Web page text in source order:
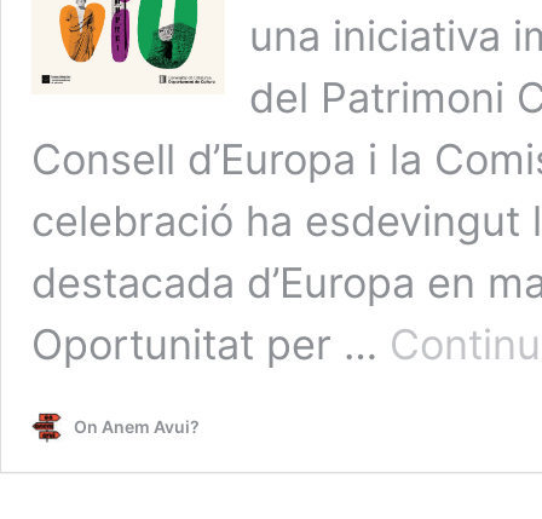
una iniciativa
del Patrimoni
Consell d’Europa i la
celebració ha esdevingut
destacada d’Europa en
Oportunitat per …
On Anem Avui?